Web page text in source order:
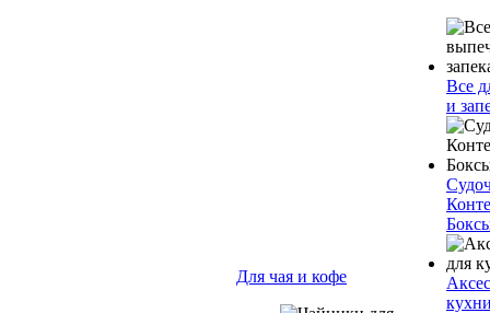
Для чая и кофе
Все
и